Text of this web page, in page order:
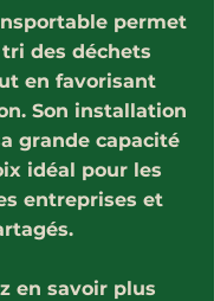
permet
des déchets
en favorisant
Son installation
grande capacité
idéal pour les
entreprises et
en savoir plus